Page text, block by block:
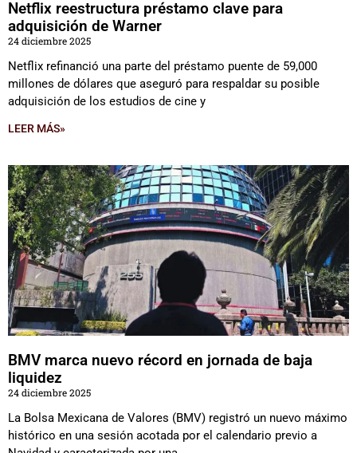
Netflix reestructura préstamo clave para
adquisición de Warner
24 diciembre 2025
Netflix refinanció una parte del préstamo puente de 59,000
millones de dólares que aseguró para respaldar su posible
adquisición de los estudios de cine y
LEER MÁS»
BMV marca nuevo récord en jornada de baja
liquidez
24 diciembre 2025
La Bolsa Mexicana de Valores (BMV) registró un nuevo máximo
histórico en una sesión acotada por el calendario previo a